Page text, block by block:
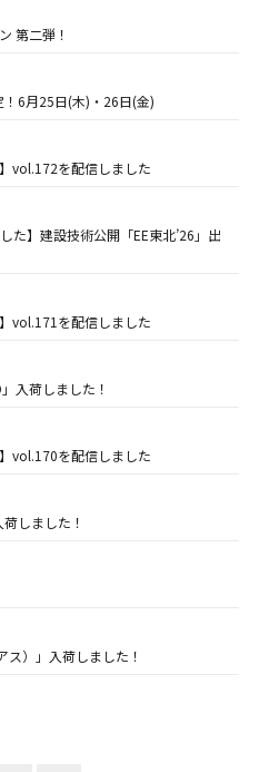
第二弾！
6月25日(木)・26日(金)
vol.172を配信しました
た】建設技術公開「EE東北’26」出
vol.171を配信しました
入荷しました！
vol.170を配信しました
しました！
ス）」入荷しました！